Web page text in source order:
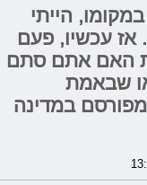
הייתי
אז עכשיו, פעם
האם אתם סתם
שבאמת
במדינה